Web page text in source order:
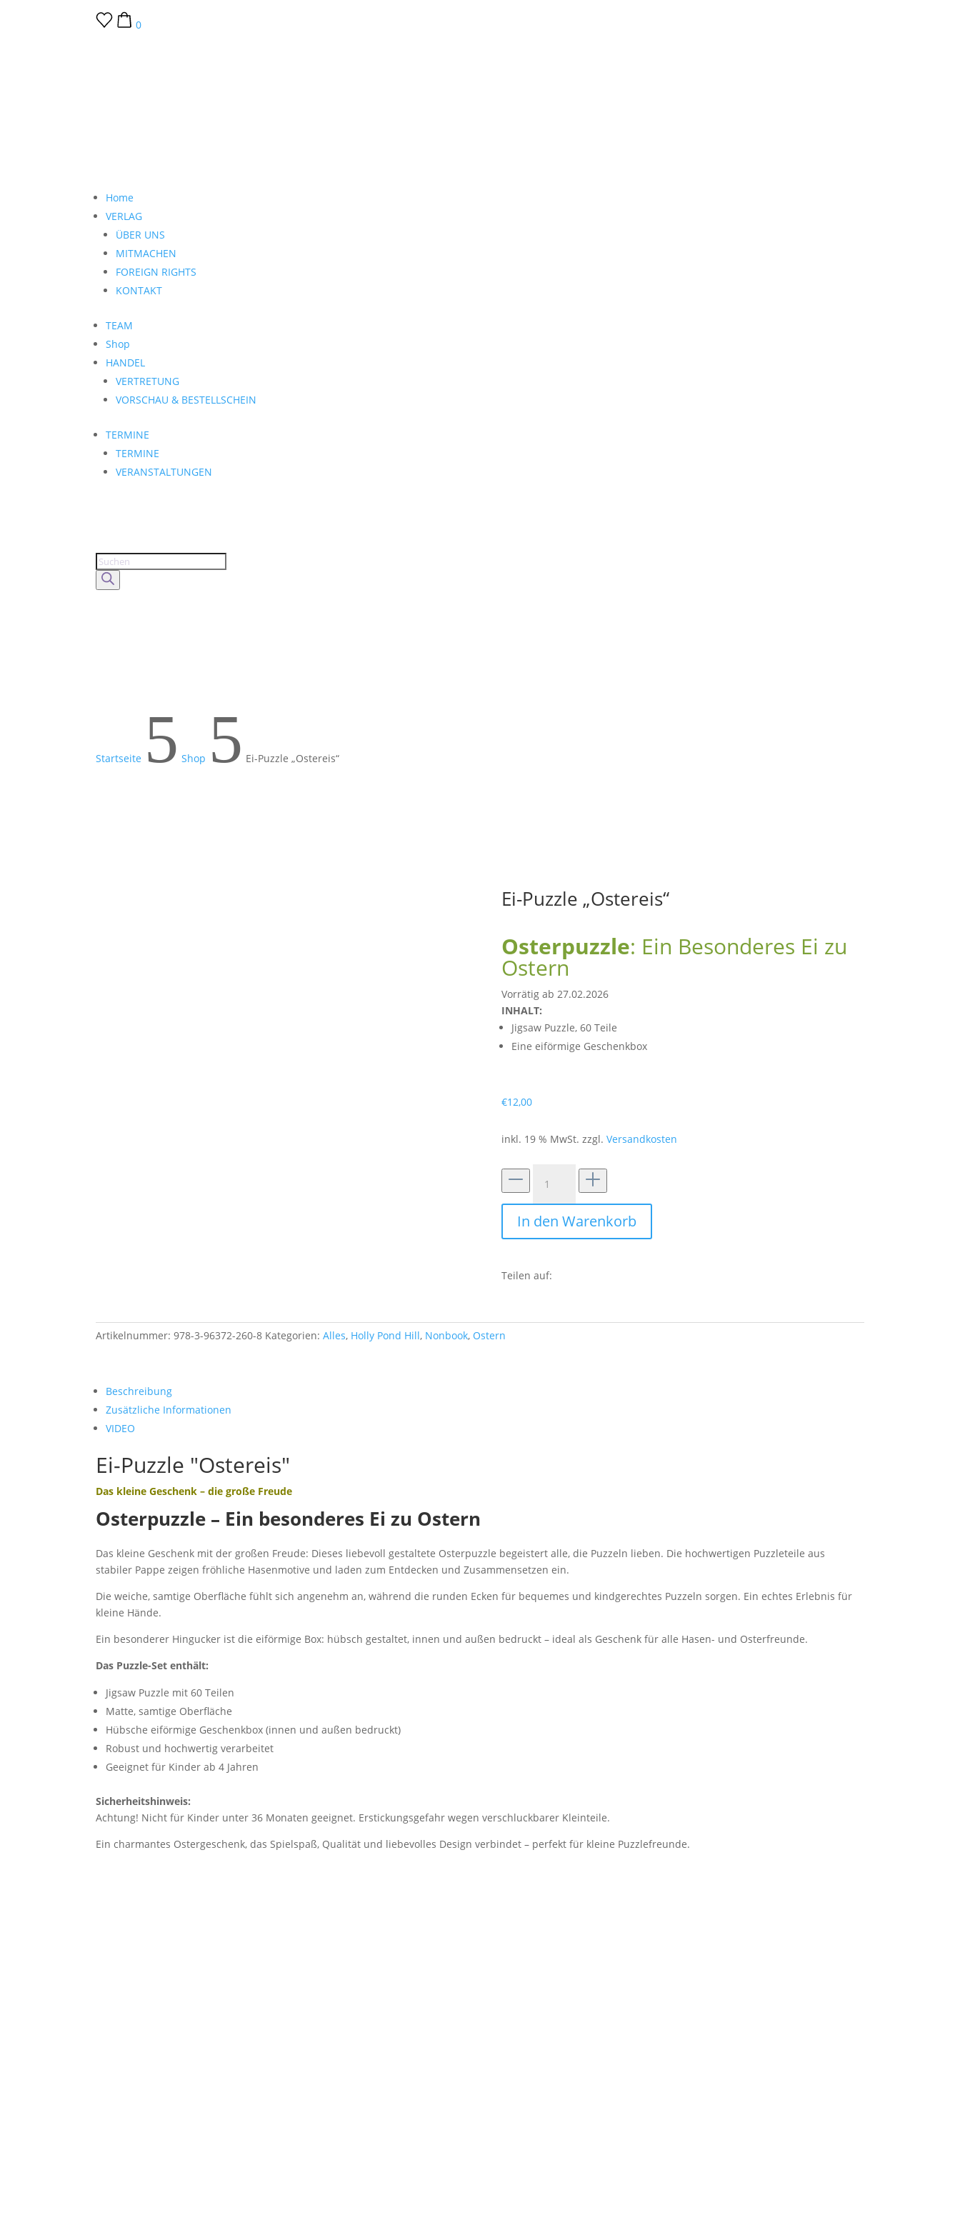
0
Home
VERLAG
ÜBER UNS
MITMACHEN
FOREIGN RIGHTS
KONTAKT
TEAM
Shop
HANDEL
VERTRETUNG
VORSCHAU & BESTELLSCHEIN
TERMINE
TERMINE
VERANSTALTUNGEN
Products
search
Startseite 5 Shop 5 Ei-Puzzle „Ostereis“
Ei-Puzzle „Ostereis“
Osterpuzzle: Ein Besonderes Ei zu
Ostern
Vorrätig ab 27.02.2026
INHALT:
Jigsaw Puzzle, 60 Teile
Eine eiförmige Geschenkbox
€12,00
inkl. 19 % MwSt. zzgl. Versandkosten
Ei-
Puzzle
"Ostereis"
MengeIn den Warenkorb
Teilen auf:
Artikelnummer:978-3-96372-260-8 Kategorien:Alles, Holly Pond Hill, Nonbook, Ostern
Beschreibung
Zusätzliche Informationen
VIDEO
Ei-Puzzle "Ostereis"
Das kleine Geschenk– die große Freude
Osterpuzzle – Ein besonderes Ei zu Ostern
Das kleine Geschenk mit der großen Freude: Dieses liebevoll gestaltete Osterpuzzle begeistert alle, die Puzzeln lieben. Die hochwertigen Puzzleteile aus
stabiler Pappe zeigen fröhliche Hasenmotive und laden zum Entdecken und Zusammensetzen ein.
Die weiche, samtige Oberfläche fühlt sich angenehm an, während die runden Ecken für bequemes und kindgerechtes Puzzeln sorgen. Ein echtes Erlebnis für
kleine Hände.
Ein besonderer Hingucker ist die eiförmige Box: hübsch gestaltet, innen und außen bedruckt – ideal als Geschenk für alle Hasen- und Osterfreunde.
Das Puzzle-Set enthält:
Jigsaw Puzzle mit 60 Teilen
Matte, samtige Oberfläche
Hübsche eiförmige Geschenkbox (innen und außen bedruckt)
Robust und hochwertig verarbeitet
Geeignet für Kinder ab 4 Jahren
Sicherheitshinweis:
Achtung! Nicht für Kinder unter 36 Monaten geeignet. Erstickungsgefahr wegen verschluckbarer Kleinteile.
Ein charmantes Ostergeschenk, das Spielspaß, Qualität und liebevolles Design verbindet – perfekt für kleine Puzzlefreunde.